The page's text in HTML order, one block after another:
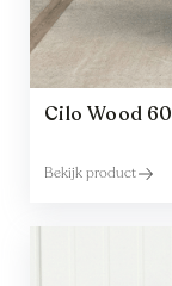
Cilo Wood 60
Bekijk product